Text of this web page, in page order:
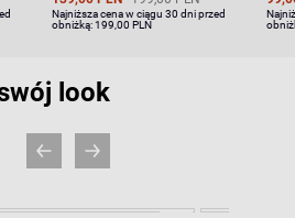
Najniższa cena w ciągu 30 dni przed
obniżką:199,00 PLN
look